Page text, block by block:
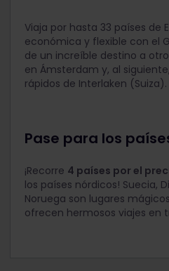
Viaja por hasta 33 países de
económica y flexible con el
de un increíble destino a
en Ámsterdam y, al
rápidos de Interlaken (Suiza).
Pase para los
¡Recorre 4 países por el
los países nórdicos! Suecia,
Noruega son lugares
ofrecen hermosos viajes en